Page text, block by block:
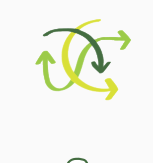
Anfragen zur §8a
und §8b
Beratung